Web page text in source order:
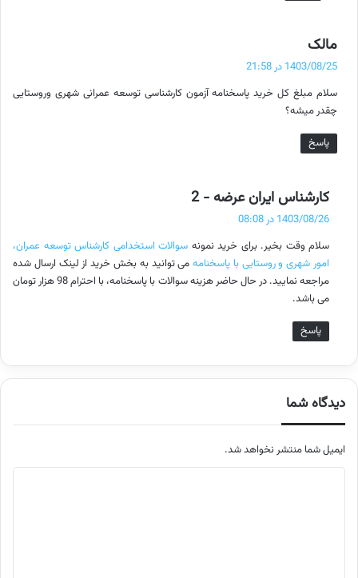
مالک
ف
:
1403/08/25 در 21:58
سلام مبلغ کل خرید پاسخنامه آزمون کارشناسی توسعه عمرانی شهری وروستایی
چقدر میشه؟
پاسخ
کارشناس ایران عرضه - 2
1403/08/26 در 08:08
سلام وقت بخیر. برای خرید نمونه سوالات استخدامی کارشناس توسعه عمران،
امور شهری و روستایی با پاسخنامهمی توانید به بخش خرید از لینک ارسال شده
مراجعه نمایید. در حال حاضر هزینه سوالات با پاسخنامه، با احترام 98 هزار تومان
می باشد.
پاسخ
دیدگاه شما
ایمیل شما منتشر نخواهد شد.